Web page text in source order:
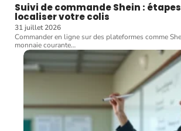
Suivi de commande Shein :
localiser votre colis
31 juillet 2026
Commander en ligne sur des plateformes comme
monnaie courante…